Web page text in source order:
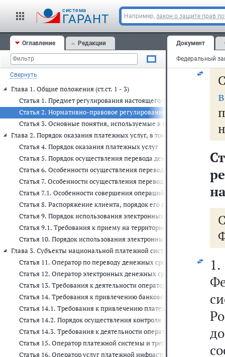
cистема
ГАРАНТ Например, закон о защите прав
Оглавление Редакции
Свернуть
Глава 1. Общие положения (ст.ст. 1 - 3)
Статья 1. Предмет регулирования настоящего Федерального
Статья 2. Нормативно-правовое регулирование отношений в
Статья 3. Основные понятия, используемые в настоящем
Глава 2. Порядок оказания платежных услуг, в том числе
Статья 4. Порядок оказания платежных услуг
Статья 5. Порядок осуществления перевода денежных средств
Статья 6. Особенности осуществления перевода денежных
Статья 7. Особенности осуществления перевода электронных
Статья 7.1. Особенности совершения операций с цифровыми
Статья 8. Распоряжение клиента, порядок его приема к
Статья 9. Порядок использования электронных средств платежа
Статья 9.1. Требования к приему на территории Российской
Статья 10. Порядок использования электронных средств
Глава 3. Субъекты национальной платежной системы и требования к
Статья 11. Оператор по переводу денежных средств и требования
Статья 12. Оператор электронных денежных средств и требования
Статья 13. Требования к деятельности оператора электронных
Статья 14. Требования к привлечению банковского платежного
Статья 14.1. Требования к привлечению платежного агрегатора
Статья 14.2. Порядок осуществления контроля за деятельностью
Статья 14.3. Требования к деятельности оператора
Статья 15. Оператор платежной системы и требования к его
Статья 16. Оператор услуг платежной инфраструктуры и
Документ